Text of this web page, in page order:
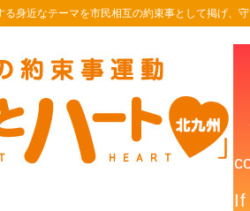
る身近なテーマを市民相互の約束事として掲げ、